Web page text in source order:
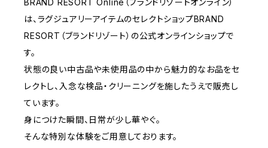
BRAND RESORT Online（ブランドリゾートオンライン）
は、ラグジュアリーアイテムのセレクトショップBRAND
RESORT（ブランドリゾート）の公式オンラインショップで
す。
状態の良い中古品や未使用品の中から魅力的なお品をセ
レクトし、入念な検品・クリーニングを施したうえで販売し
ています。
身につけた瞬間、日常が少し華やぐ。
そんな特別な体験をご用意しております。